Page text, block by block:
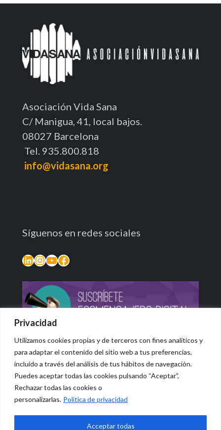
Privacidad
Utilizamos cookies propias y de terceros con fines analíticos y
para adaptar el contenido del sitio web a tus preferencias,
incluido a través del análisis de tus hábitos de navegación.
Puedes aceptar todas las cookies pulsando “Aceptar”,
Rechazar todas las cookies o
personalizarlas. Política de privacidad
Acceptar todas
Asociación Vida Sana
C/ Manigua, 41, local bajos.
08027 Barcelona
Tel. 935.800.818
info@vidasana.org
Síguenos en redes sociales
LinkedIn
Instagram
YouTube
Facebook
© 2026 Vidasana | All Rights Reserved
Aviso legal
Política de privacidad
Política de devolución monetaria